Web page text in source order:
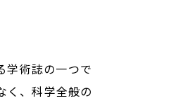
学術誌の一つで
く、科学全般の